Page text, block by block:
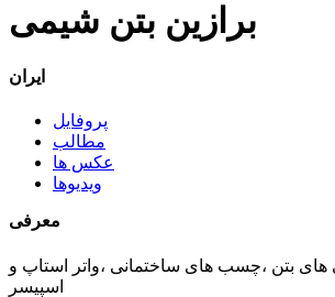
برازین بتن شیمی
ایران
پروفایل
مطالب
عکس ها
ویدیوها
معرفی
های بتن ،چسب های ساختمانی ،واتر استاپ و
اسپیسر